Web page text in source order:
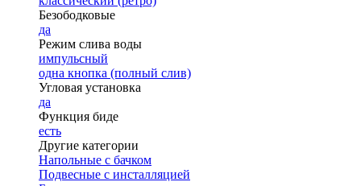
Безободковые
да
Режим слива воды
импульсный
одна кнопка (полный слив)
Угловая установка
да
Функция биде
есть
Другие категории
Напольные с бачком
Подвесные с инсталляцией